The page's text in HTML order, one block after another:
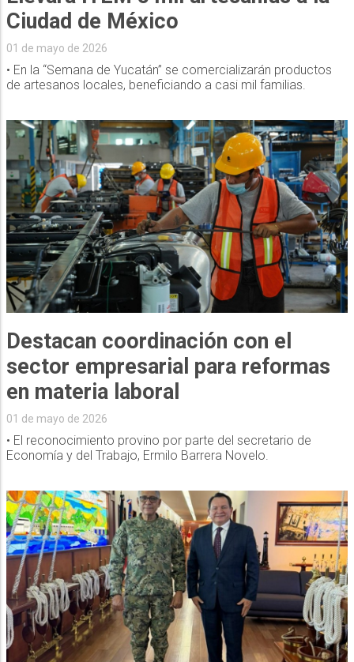
Ciudad de México
01 de mayo de 2026
• En la “Semana de Yucatán” se comercializarán productos
de artesanos locales, beneficiando a casi mil familias.
Destacan coordinación con el
sector empresarial para reformas
en materia laboral
01 de mayo de 2026
• El reconocimiento provino por parte del secretario de
Economía y del Trabajo, Ermilo Barrera Novelo.